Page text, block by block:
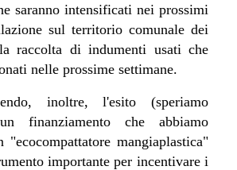
saranno intensificati nei prossimi
sul territorio comunale dei
raccolta di indumenti usati che
nelle prossime settimane.
inoltre, l'esito (speriamo
finanziamento che abbiamo
"ecocompattatore mangiaplastica"
importante per incentivare i